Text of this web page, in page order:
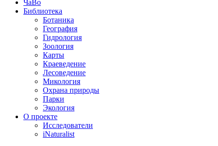
ЧаВо
Библиотека
Ботаника
География
Гидрология
Зоология
Карты
Краеведение
Лесоведение
Микология
Охрана природы
Парки
Экология
О проекте
Исследователи
iNaturalist